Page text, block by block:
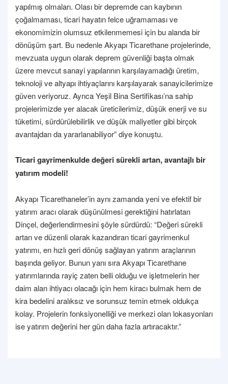
yapılmış olmaları. Olası bir depremde can kaybının
çoğalmaması, ticari hayatın felce uğramaması ve
ekonomimizin olumsuz etkilenmemesi için bu alanda bir
dönüşüm şart. Bu nedenle Akyapı Ticarethane projelerinde,
mevzuata uygun olarak deprem güvenliği başta olmak
üzere mevcut sanayi yapılarının karşılayamadığı üretim,
teknoloji ve altyapı ihtiyaçlarını karşılayarak sanayicilerimize
güven veriyoruz. Ayrıca Yeşil Bina Sertifikası’na sahip
projelerimizde yer alacak üreticilerimiz, düşük enerji ve su
tüketimi, sürdürülebilirlik ve düşük maliyetler gibi birçok
avantajdan da yararlanabiliyor” diye konuştu.
Ticari gayrimenkulde değeri sürekli artan, avantajlı bir
yatırım modeli!
Akyapı Ticarethaneler’in aynı zamanda yeni ve efektif bir
yatırım aracı olarak düşünülmesi gerektiğini hatırlatan
Dinçel, değerlendirmesini şöyle sürdürdü: “Değeri sürekli
artan ve düzenli olarak kazandıran ticari gayrimenkul
yatırımı, en hızlı geri dönüş sağlayan yatırım araçlarının
başında geliyor. Bunun yanı sıra Akyapı Ticarethane
yatırımlarında rayiç zaten belli olduğu ve işletmelerin her
daim alan ihtiyacı olacağı için hem kiracı bulmak hem de
kira bedelini aralıksız ve sorunsuz temin etmek oldukça
kolay. Projelerin fonksiyonelliği ve merkezi olan lokasyonları
ise yatırım değerini her gün daha fazla artıracaktır.”